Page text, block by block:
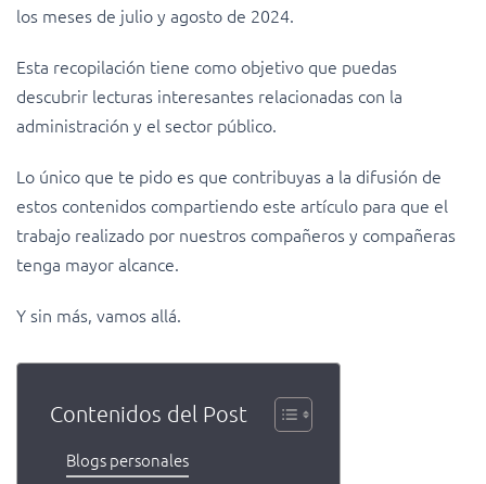
los meses de julio y agosto de 2024.
Esta recopilación tiene como objetivo que puedas
descubrir lecturas interesantes relacionadas con la
administración y el sector público.
Lo único que te pido es que contribuyas a la difusión de
estos contenidos compartiendo este artículo para que el
trabajo realizado por nuestros compañeros y compañeras
tenga mayor alcance.
Y sin más, vamos allá.
Contenidos del Post
Blogs personales